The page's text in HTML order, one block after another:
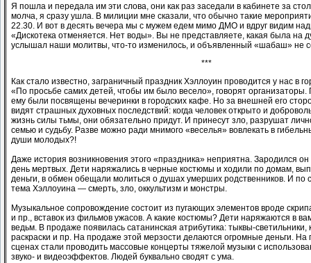
Я пошла и передала им эти слова, они как раз заседали в кабинете за
молча, я сразу ушла. В милиции мне сказали, что обычно такие
22.30. И вот в десять вечера мы с мужем едем мимо ДМО и вдруг видим
«Дискотека отменяется. Нет воды». Вы не представляете, какая была на
услышал наши молитвы, что-то изменилось, и объявленный «шабаш» не
***
Как стало известно, заграничный праздник Хэллоуин проводится у нас в
«По просьбе самих детей, чтобы им было весело», говорят
ему были посвящены вечеринки в городских кафе. Но за внешней его
видят страшных духовных последствий: когда человек открыто и
жизнь силы тьмы, они обязательно придут. И принесут зло, разрушат
семью и судьбу. Разве можно ради мнимого «веселья» вовлекать в
души молодых?!
Даже история возникновения этого «праздника» неприятна. Зародился он
день мертвых. Дети наряжались в черные костюмы и ходили по домам,
деньги, в обмен обещали молиться о душах умерших родственников. И по
тема Хэллоуина — смерть, зло, оккультизм и монстры.
Музыкальное сопровождение состоит из пугающих элементов вроде
и пр., вставок из фильмов ужасов. А какие костюмы? Дети наряжаются в
ведьм. В продаже появилась сатанинская атрибутика: тыквы-светильники,
раскраски и пр. На продаже этой мерзости делаются огромные деньги.
сценах стали проводить массовые концерты тяжелой музыки с
звуко- и видеоэффектов. Людей буквально сводят с ума.